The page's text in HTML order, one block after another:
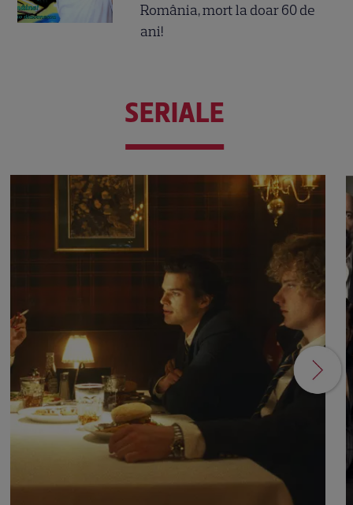
România, mort la doar 60 de
ani!
SERIALE